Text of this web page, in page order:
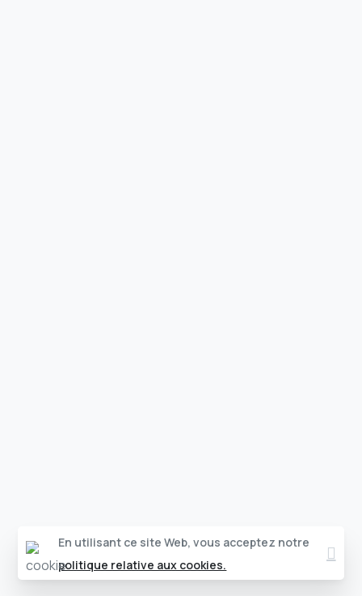
En utilisant ce site Web, vous acceptez notre
politique relative aux cookies.